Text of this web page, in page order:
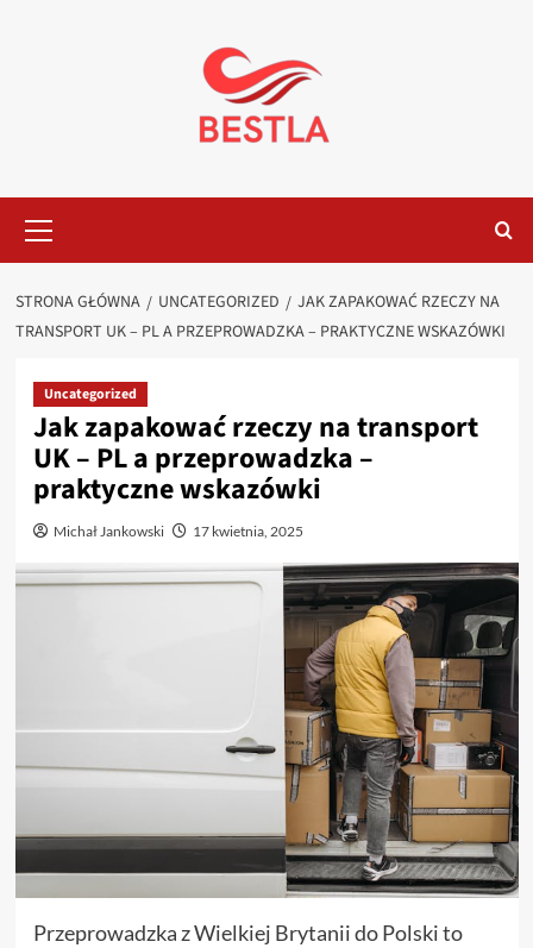
główne
STRONA GŁÓWNA UNCATEGORIZED
JAK ZAPAKOWAĆ RZECZY NA
TRANSPORT UK – PL A PRZEPROWADZKA – PRAKTYCZNE WSKAZÓWKI
Uncategorized
Jak zapakować rzeczy na transport
UK – PL a przeprowadzka –
praktyczne wskazówki
Michał Jankowski 17 kwietnia, 2025
Przeprowadzka z Wielkiej Brytanii do Polski to